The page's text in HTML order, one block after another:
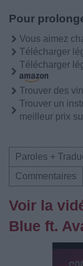
Pour
Vous aimez
Télécharger
Télécharger
Trouver des
Trouver un
meilleur prix
Paroles +
Commentaires
Voir la
Blue ft.